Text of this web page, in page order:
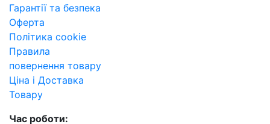
Гарантії та безпека
Оферта
Політика cookie
Правила
повернення товару
Ціна і Доставка
Товару
Час роботи: